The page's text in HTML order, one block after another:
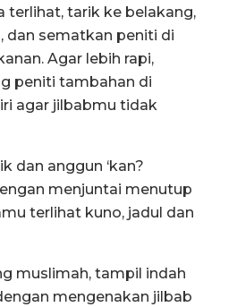
terlihat, tarik ke belakang,
dan sematkan peniti di
Agar lebih rapi,
peniti tambahan di
agar jilbabmu tidak
dan anggun ‘kan?
menjuntai menutup
terlihat kuno, jadul dan
muslimah, tampil indah
mengenakan jilbab